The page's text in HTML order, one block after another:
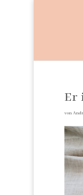
Er
von